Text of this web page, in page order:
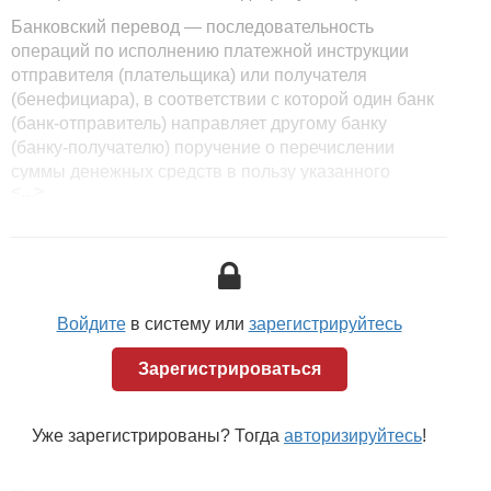
Банковский перевод — последовательность
операций по исполнению платежной инструкции
отправителя (плательщика) или получателя
(бенефициара), в соответствии с которой один банк
(банк-отправитель) направляет другому банку
(банку-получателю) поручение о перечислении
суммы денежных средств в пользу указанного
отправить не более 10 тыс. USD (в любом
Денежный перевод отличается от банковского тем,
что при его проведении могут использоваться не
только банковская, но и почтовая системы, не
переводы чаще используются физическими лицами.
Войдитев систему или зарегистрируйтесь
Зарегистрироваться
Уже зарегистрированы? Тогда авторизируйтесь!